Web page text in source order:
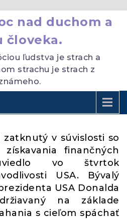
nad duchom a
človeka.
ľudstva je strach a
strachu je strach z
v súvislosti so
finančných
vo štvrtok
USA. Bývalý
USA Donalda
na základe
s cieľom spáchať